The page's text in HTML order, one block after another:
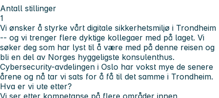
Antall stillinger
1
Vi ønsker å styrke vårt digitale sikkerhetsmiljø i Trondheim
-- og vi trenger flere dyktige kollegaer med på laget. Vi
søker deg som har lyst til å være med på denne reisen og
bli en del av Norges hyggeligste konsulenthus.
Cybersecurity-avdelingen i Oslo har vokst mye de senere
årene og nå tar vi sats for å få til det samme i Trondheim.
Hva er vi ute etter?
Vi ser etter kompetanse på flere områder innen